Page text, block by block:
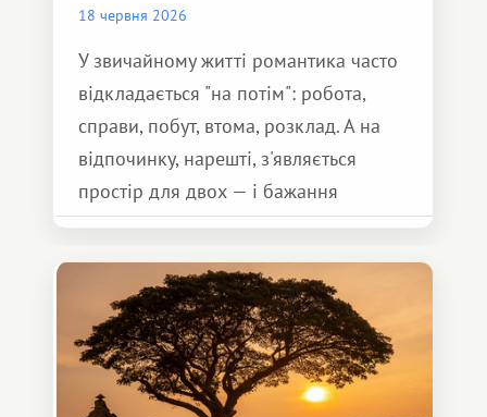
18 червня 2026
У звичайному житті романтика часто
відкладається "на потім": робота,
справи, побут, втома, розклад. А на
відпочинку, нарешті, з'являється
простір для двох — і бажання
зробити для близької людини щось
особливе. Не обов'язково масштабне,
але тепле і незабутнє :)